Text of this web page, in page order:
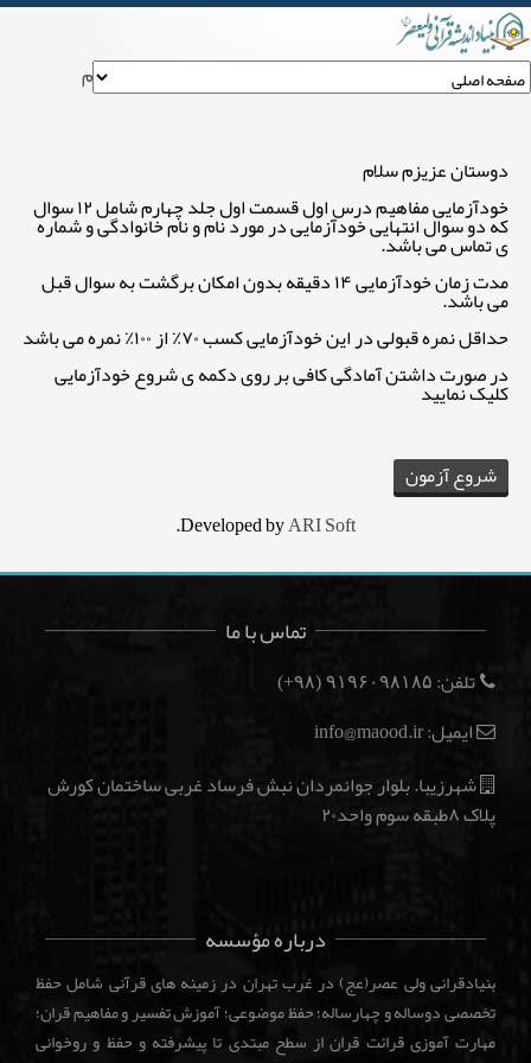
خودآزمایی مفاهیم درس اول قسمت اول جلد چهارم
دوستان عزیزم سلام
خودآزمایی مفاهیم درس اول قسمت اول جلد چهارم شامل ۱۲ سوال
که دو سوال انتهایی خودآزمایی در مورد نام و نام خانوادگی و شماره
ی تماس می باشد.
مدت زمان خودآزمایی ۱۴ دقیقه بدون امکان برگشت به سوال قبل
می باشد.
حداقل نمره قبولی در این خودآزمایی کسب ۷۰٪ از ۱۰۰٪ نمره می باشد
در صورت داشتن آمادگی کافی بر روی دکمه ی شروع خودآزمایی
کلیک نمایید
Developed byARI Soft
.
تماس با ما
تلفن: ۹۱۹۶۰۹۸۱۸۵ (۹۸+)
ایمیل: info@maood.ir
شهرزیبا. بلوار جوانمردان نبش فرساد غربی ساختمان کورش
پلاک ۸طبقه سوم واحد۲۰
درباره مؤسسه
بنیادقرانی ولی عصر(عج) در غرب تهران در زمینه های قرآنی شامل حفظ
تخصصی دوساله و چهارساله؛ حفظ موضوعی؛ آموزش تفسیر و مفاهیم قران؛
مهارت آموزی قرائت قران از سطح مبتدی تا پیشرفته و حفظ و روخوانی